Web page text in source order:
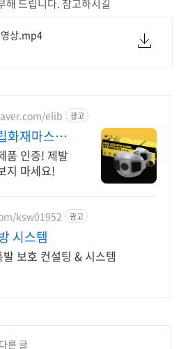
해 드립니다. 참고하시길
영상.mp4
elib 광고
화재마스크
품 인증! 제발
지 마세요!
ksw01952 광고
시스템
보호 컨설팅 & 시스템
른 글